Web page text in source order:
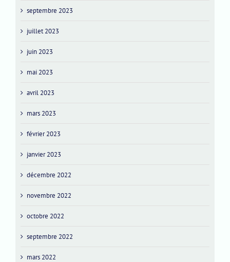
septembre 2023
juillet 2023
juin 2023
mai 2023
avril 2023
mars 2023
février 2023
janvier 2023
décembre 2022
novembre 2022
octobre 2022
septembre 2022
mars 2022